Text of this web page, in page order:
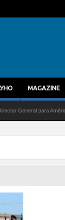
MAGAZINE
para América Latina